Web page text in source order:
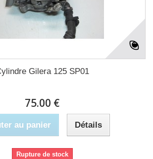
Gilera 125 SP01
75.00 €
au panier Détails
Rupture de stock